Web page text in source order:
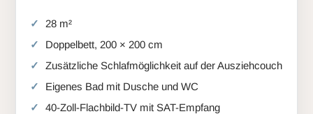
28 m²
Doppelbett, 200 × 200 cm
Zusätzliche Schlafmöglichkeit auf der Ausziehcouch
Eigenes Bad mit Dusche und WC
40-Zoll-Flachbild-TV mit SAT-Empfang